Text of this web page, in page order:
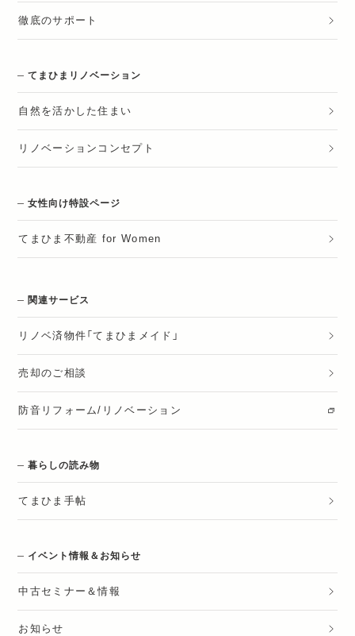
徹底のサポート
てまひまリノベーション
自然を活かした住まい
リノベーションコンセプト
女性向け特設ページ
てまひま不動産 for Women
関連サービス
リノベ済物件「てまひまメイド」
売却のご相談
防音リフォーム/リノベーション
暮らしの読み物
てまひま手帖
イベント情報＆お知らせ
中古セミナー＆情報
お知らせ